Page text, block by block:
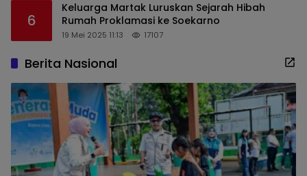
6
Keluarga Martak Luruskan Sejarah Hibah
Rumah Proklamasi ke Soekarno
19 Mei 2025 11:13 17107
Berita Nasional